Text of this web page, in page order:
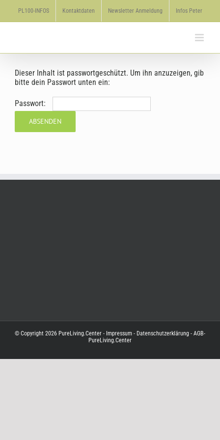
springen
PL100-INFOS Kontaktdaten Newsletter Anmeldung Infos Peter
Dieser Inhalt ist passwortgeschützt. Um ihn anzuzeigen, gib
bitte dein Passwort unten ein:
Passwort:
© Copyright 2026 PureLiving.Center - Impressum - Datenschutzerklärung - AGB-
PureLiving.Center